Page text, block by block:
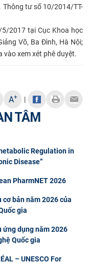
Thông tư số 10/2014/TT-
2017 tại Cục Khoa học
Võ, Ba Đình, Hà Nội;
vào xem xét phê duyệt.
A+ |
TÂM
Regulation in
Disease”
PharmNET 2026
bản năm 2026 của
gia
ứng dụng năm 2026
Quốc gia
– UNESCO For